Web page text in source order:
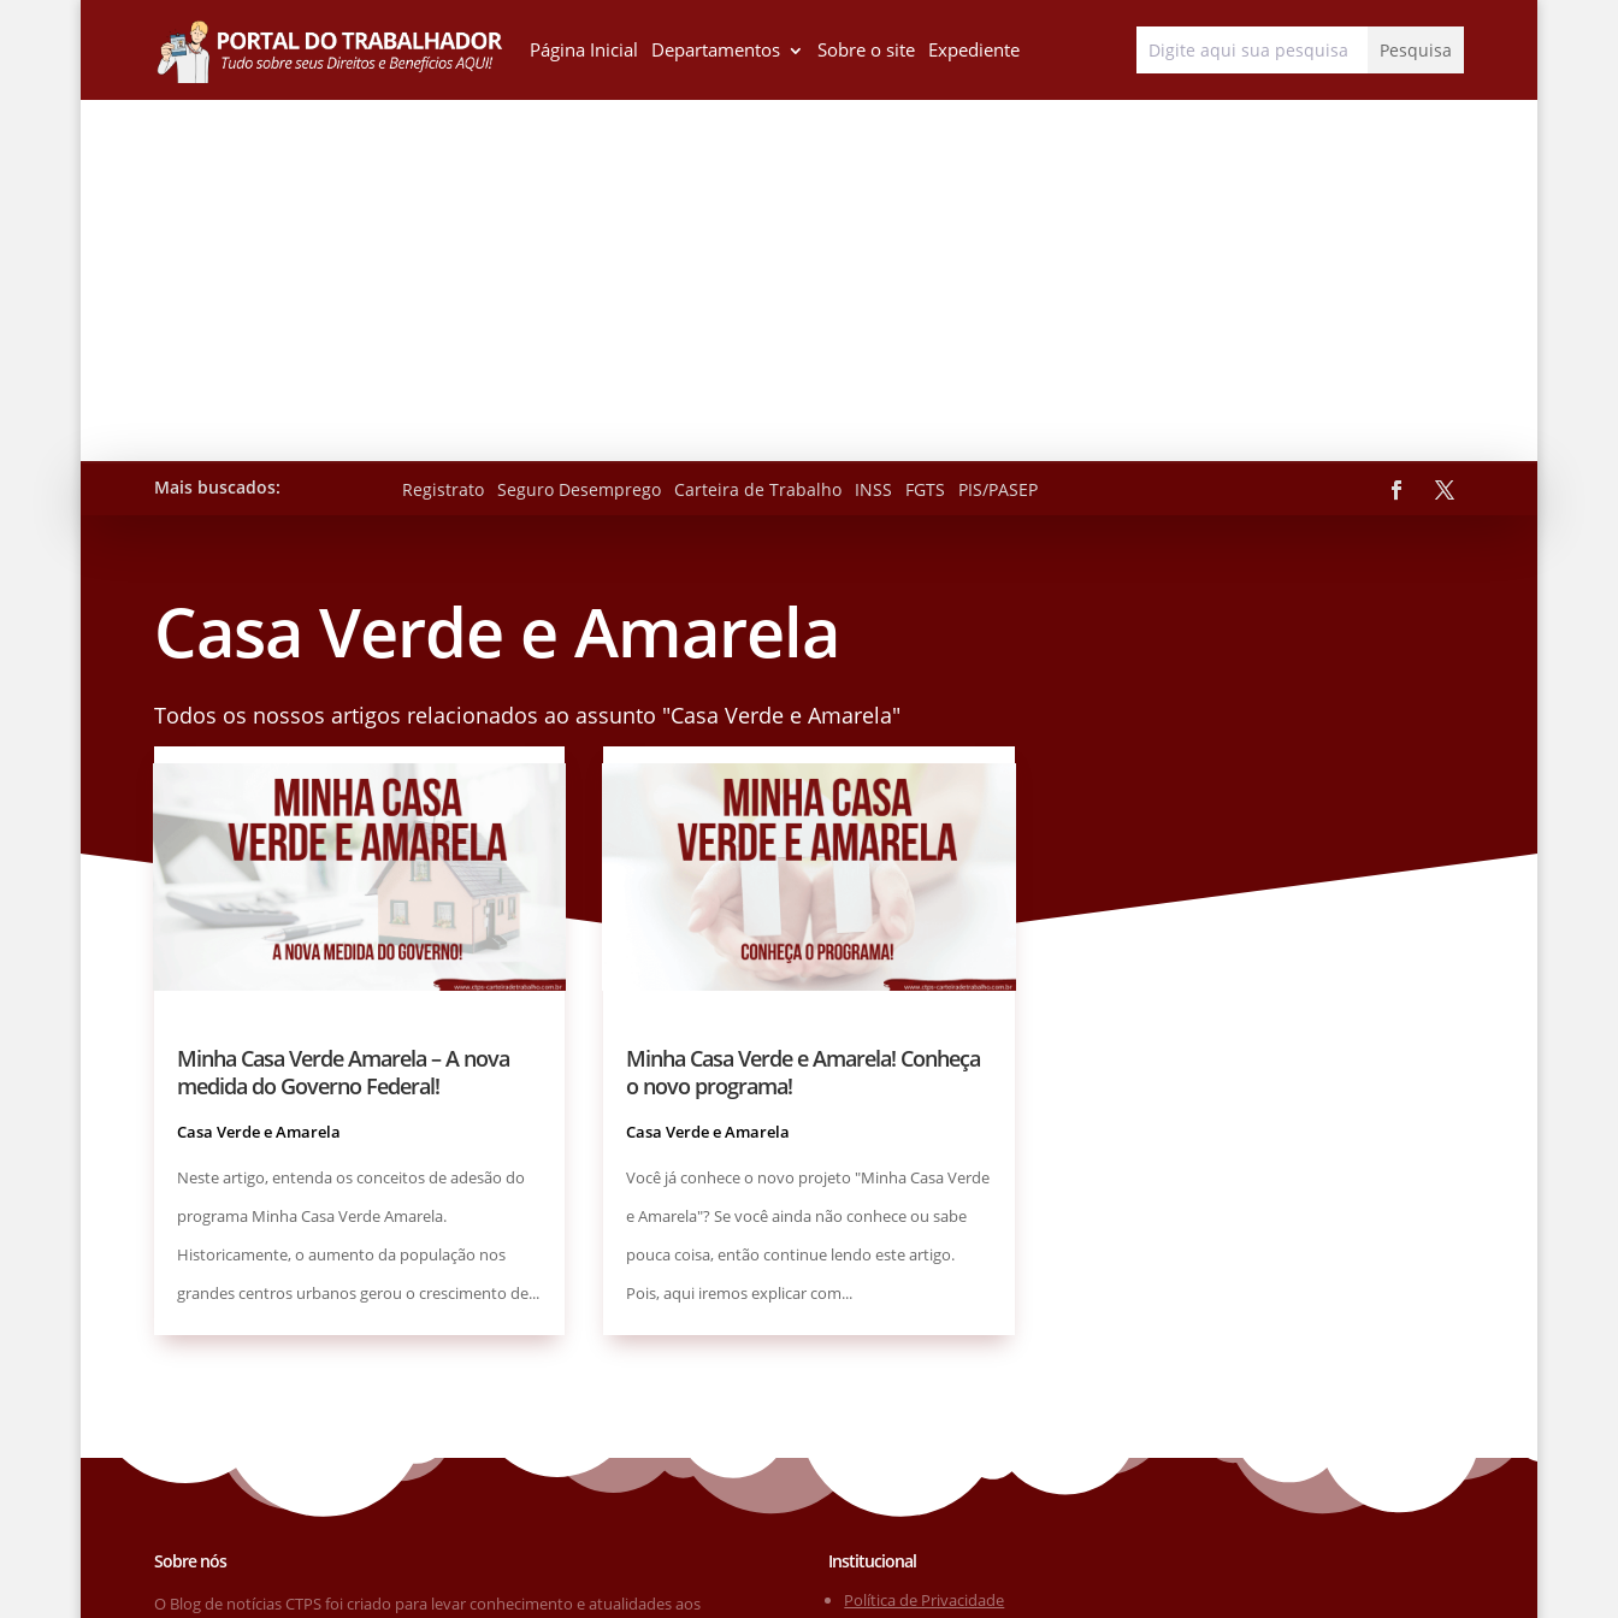
Página Inicial Departamentos Sobre o site Expediente
Mais buscados: Registrato Seguro Desemprego Carteira de Trabalho INSS FGTS PIS/PASEP
Casa Verde e Amarela
Todos os nossos artigos relacionados ao assunto "Casa Verde e Amarela"
Minha Casa Verde Amarela – A nova
medida do Governo Federal!
Casa Verde e Amarela
Neste artigo, entenda os conceitos de adesão do
programa Minha Casa Verde Amarela.
Historicamente, o aumento da população nos
grandes centros urbanos gerou o crescimento de...
Minha Casa Verde e Amarela! Conheça
o novo programa!
Casa Verde e Amarela
Você já conhece o novo projeto "Minha Casa Verde
e Amarela"? Se você ainda não conhece ou sabe
pouca coisa, então continue lendo este artigo.
Pois, aqui iremos explicar com...
Sobre nós
O Blog de notícias CTPS foi criado para levar conhecimento e atualidades aos
Institucional
Política de Privacidade